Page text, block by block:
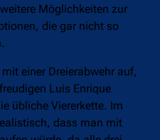
Möglichkeiten zur
die gar nicht so
einer Dreierabwehr auf,
Luis Enrique
übliche Viererkette. Im
dass man mit